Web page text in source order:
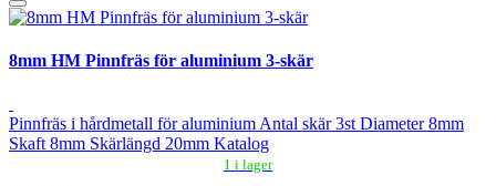
8mm HM Pinnfräs för aluminium 3-skär
Pinnfräs i hårdmetall för aluminium Antal skär 3st Diameter 8mm
Skaft 8mm Skärlängd 20mm Katalog
1 i lager